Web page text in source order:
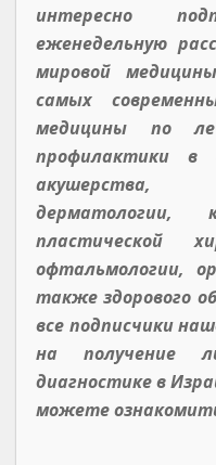
интересно
еженедельную
мировой
самых
медицины по
профилактики в
акушерства,
дерматологии,
пластической
офтальмологии,
также здорового
все подписчики
на получение
диагностике в
можете